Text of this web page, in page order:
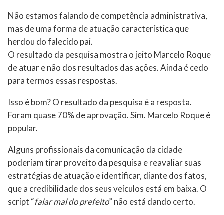
Não estamos falando de competência administrativa,
mas de uma forma de atuação característica que
herdou do falecido pai.
O resultado da pesquisa mostra o jeito Marcelo Roque
de atuar e não dos resultados das ações. Ainda é cedo
para termos essas respostas.
Isso é bom? O resultado da pesquisa é a resposta.
Foram quase 70% de aprovação. Sim. Marcelo Roque é
popular.
Alguns profissionais da comunicação da cidade
poderiam tirar proveito da pesquisa e reavaliar suas
estratégias de atuação e identificar, diante dos fatos,
que a credibilidade dos seus veículos está em baixa. O
script “falar mal do prefeito” não está dando certo.